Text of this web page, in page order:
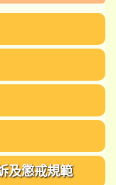
及懲戒規範